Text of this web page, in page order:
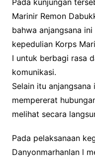
Marinir Remon
bahwa anjangsana
kepedulian Korps
I untuk berbagi rasa
komunikasi.
Selain itu
mempererat
melihat secara
Pada pelaksanaan
Danyonmarhanlan l